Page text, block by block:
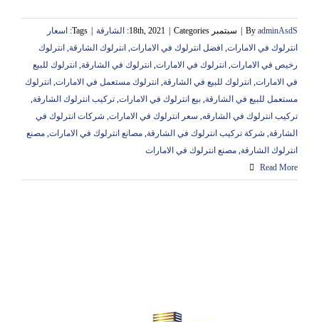
By adminAsdS سبتمبر 18th, 2021 Categories: الشارقة Tags:
اسعار
انترلوك في الامارات, افضل انترلوك في الامارات, انترلوك الشارقة, انترلوك
رخيص في الامارات, انترلوك في الامارات, انترلوك في الشارقة, انترلوك للبيع
في الامارات, انترلوك للبيع في الشارقة, انترلوك مستعمل في الامارات, انترلوك
مستعمل للبيع في الشارقة, بيع انترلوك في الامارات, تركيب انترلوك الشارقة,
تركيب انترلوك في الشارقه, سعر انترلوك في الامارات, شركات انترلوك في
الشارقة, شركة تركيب انترلوك في الشارقة, مصانع انترلوك في الامارات, مصنع
انترلوك الشارقة, مصنع انترلوك في الامارات
Read More